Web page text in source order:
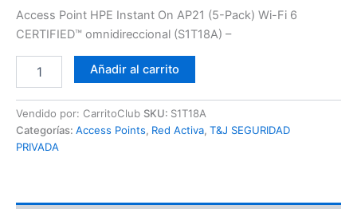
Access Point HPE Instant On AP21 (5-Pack) Wi-Fi 6
CERTIFIED™ omnidireccional (S1T18A) –
Añadir al carrito
Vendido por: CarritoClub SKU: S1T18A
Categorías: Access Points, Red Activa, T&J SEGURIDAD
PRIVADA